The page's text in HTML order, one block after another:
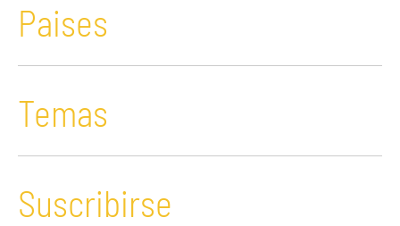
Paises
Temas
Suscribirse